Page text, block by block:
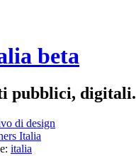
beta
pubblici, digitali.
di design
Italia
italia